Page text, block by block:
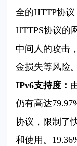
全的HTTP协
HTTPS协议的
中间人的攻击
金损失等风险。
IPv6支持度：
仍有高达
协议，限制了
和使用。